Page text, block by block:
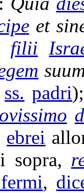
et
filii
ss. padri
ebrei
sopra,
,